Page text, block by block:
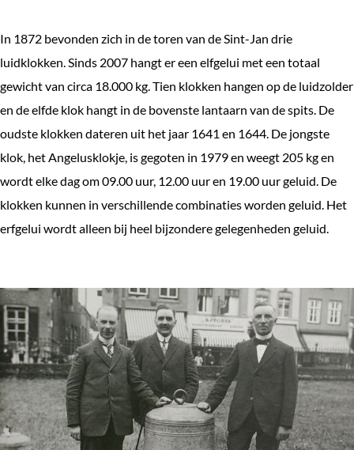
In 1872 bevonden zich in de toren van de Sint-Jan drie
luidklokken. Sinds 2007 hangt er een elfgelui met een totaal
gewicht van circa 18.000 kg. Tien klokken hangen op de luidzolder
en de elfde klok hangt in de bovenste lantaarn van de spits. De
oudste klokken dateren uit het jaar 1641 en 1644. De jongste
klok, het Angelusklokje, is gegoten in 1979 en weegt 205 kg en
wordt elke dag om 09.00 uur, 12.00 uur en 19.00 uur geluid. De
klokken kunnen in verschillende combinaties worden geluid. Het
erfgelui wordt alleen bij heel bijzondere gelegenheden geluid.